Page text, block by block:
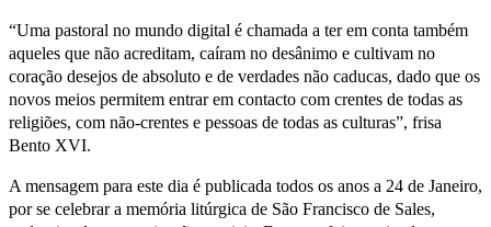
“Uma pastoral no mundo digital é chamada a ter em conta também
aqueles que não acreditam, caíram no desânimo e cultivam no
coração desejos de absoluto e de verdades não caducas, dado que os
novos meios permitem entrar em contacto com crentes de todas as
religiões, com não-crentes e pessoas de todas as culturas”, frisa
Bento XVI.
A mensagem para este dia é publicada todos os anos a 24 de Janeiro,
por se celebrar a memória litúrgica de São Francisco de Sales,